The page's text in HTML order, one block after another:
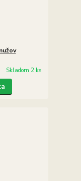
Skladom 2 ks